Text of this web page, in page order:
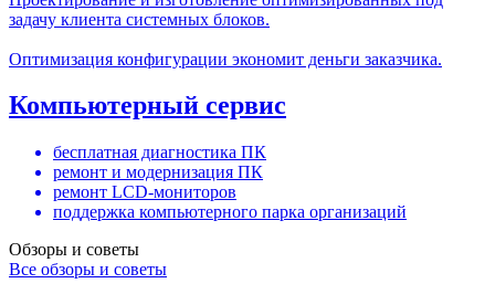
задачу клиента системных блоков.
Оптимизация конфигурации экономит деньги заказчика.
Компьютерный сервис
бесплатная диагностика ПК
ремонт и модернизация ПК
ремонт LCD-мониторов
поддержка компьютерного парка организаций
Обзоры и советы
Все обзоры и советы